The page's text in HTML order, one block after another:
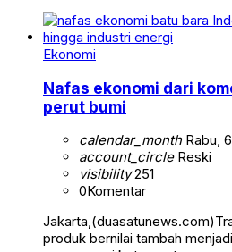
Ekonomi
Nafas ekonomi dari
perut bumi
calendar_monthRabu,
account_circleReski
visibility251
0Komentar
produk bernilai tambah